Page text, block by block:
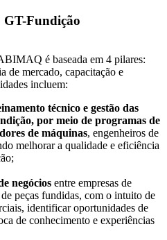
GT-Fundição
é baseada em 4 pilares:
de mercado, capacitação e
incluem:
técnico e gestão das
por meio de programas de
de máquinas, engenheiros de
melhorar a qualidade e eficiência
negócios entre empresas de
peças fundidas, com o intuito de
identificar oportunidades de
de conhecimento e experiências